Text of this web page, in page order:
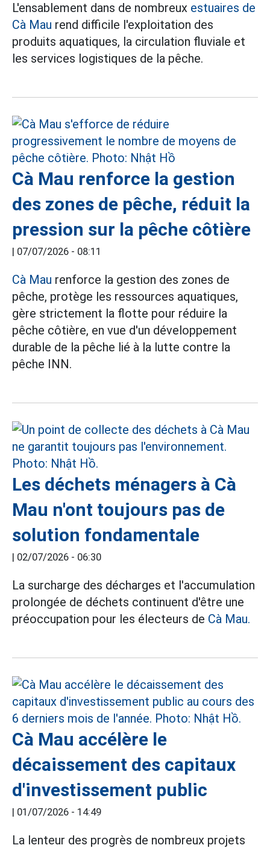
L'ensablement dans de nombreux estuaires de
Cà Mau rend difficile l'exploitation des
produits aquatiques, la circulation fluviale et
les services logistiques de la pêche.
Cà Mau renforce la gestion
des zones de pêche, réduit la
pression sur la pêche côtière
07/07/2026 - 08:11
Cà Mau renforce la gestion des zones de
pêche, protège les ressources aquatiques,
gère strictement la flotte pour réduire la
pêche côtière, en vue d'un développement
durable de la pêche lié à la lutte contre la
pêche INN.
Les déchets ménagers à Cà
Mau n'ont toujours pas de
solution fondamentale
02/07/2026 - 06:30
La surcharge des décharges et l'accumulation
prolongée de déchets continuent d'être une
préoccupation pour les électeurs de Cà Mau.
Cà Mau accélère le
décaissement des capitaux
d'investissement public
01/07/2026 - 14:49
La lenteur des progrès de nombreux projets